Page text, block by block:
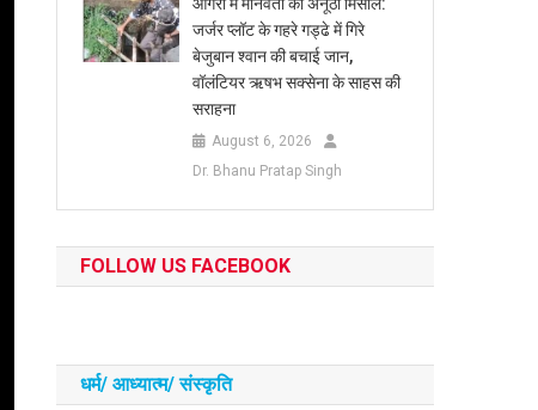
आगरा में मानवता की अनूठी मिसाल:
जर्जर प्लॉट के गहरे गड्ढे में गिरे
बेजुबान श्वान की बचाई जान,
वॉलंटियर ऋषभ सक्सेना के साहस की
सराहना
August 6, 2026
Dr. Bhanu Pratap Singh
FOLLOW US FACEBOOK
धर्म/ आध्‍यात्‍म/ संस्‍कृति